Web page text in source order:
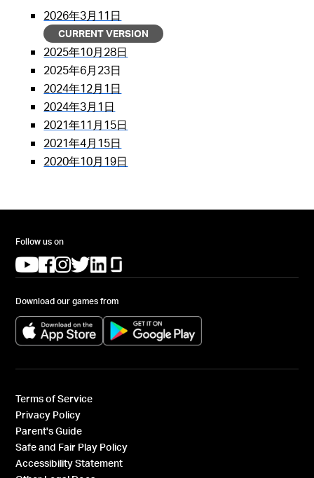
2026年3月11日
CURRENT VERSION
2025年10月28日
2025年6月23日
2024年12月1日
2024年3月1日
2021年11月15日
2021年4月15日
2020年10月19日
Follow us on
(opens in a new tab)
(opens in a new tab)
(opens in a new tab)
(opens in a new tab)
(opens in a new tab)
Download our games from
(opens in a new tab) (opens in a new tab)
Terms of Service
Privacy Policy
Parent's Guide
Safe and Fair Play Policy
Accessibility Statement